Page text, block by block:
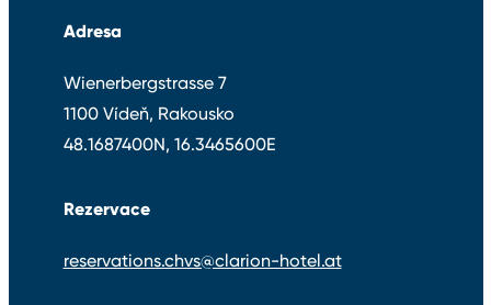
Adresa
Wienerbergstrasse 7
1100 Vídeň, Rakousko
48.1687400N, 16.3465600E
Rezervace
reservations.chvs@clarion-hotel.at